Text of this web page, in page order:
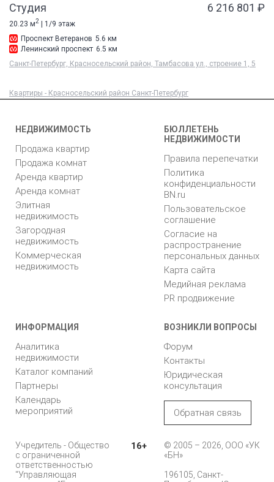
Студия 6 216 801 ₽
20.23 м2 | 1/9 этаж
Проспект Ветеранов 5.6 км
Ленинский проспект 6.5 км
Санкт-Петербург, Красносельский район, Тамбасова ул., строение 1, 5
Квартиры - Красносельский район Санкт-Петербург
НЕДВИЖИМОСТЬ
Продажа квартир
Продажа комнат
Аренда квартир
Аренда комнат
Элитная
недвижимость
Загородная
недвижимость
Коммерческая
недвижимость
БЮЛЛЕТЕНЬ
НЕДВИЖИМОСТИ
Правила перепечатки
Политика
конфиденциальности
BN.ru
Пользовательское
соглашение
Согласие на
распространение
персональных данных
Карта сайта
Медийная реклама
PR продвижение
ИНФОРМАЦИЯ
Аналитика
недвижимости
Каталог компаний
Партнеры
Календарь
мероприятий
ВОЗНИКЛИ ВОПРОСЫ
Форум
Контакты
Юридическая
консультация
Обратная связь
Учредитель - Общество
с ограниченной
ответственностью
"Управляющая
16+
© 2005 – 2026, ООО «УК
«БН»
196105, Санкт-